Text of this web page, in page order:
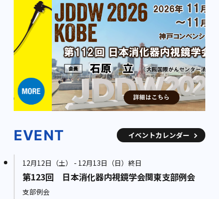
EVENT イベントカレンダー
12月12日（土） - 12月13日（日）終日
第123回 日本消化器内視鏡学会関東支部例会
支部例会